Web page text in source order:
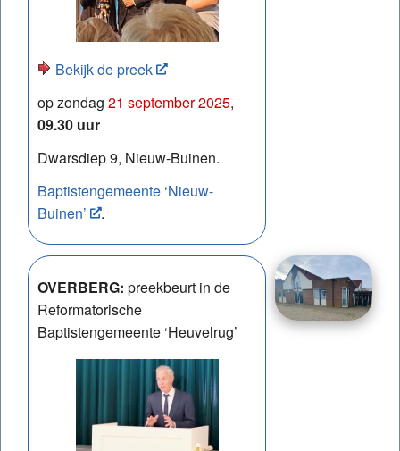
Bekijk de preek
op zondag 21 september 2025,
09.30 uur
Dwarsdiep 9, Nieuw-Buinen.
Baptistengemeente ‘Nieuw-
Buinen’
.
OVERBERG: preekbeurt in de
Reformatorische
Baptistengemeente ‘Heuvelrug’